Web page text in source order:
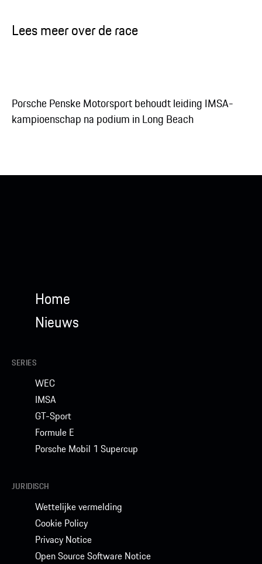
Lees meer over de race
Porsche Penske Motorsport behoudt leiding IMSA-
kampioenschap na podium in Long Beach
Home
Nieuws
SERIES
WEC
IMSA
GT-Sport
Formule E
Porsche Mobil 1 Supercup
JURIDISCH
Wettelijke vermelding
Cookie Policy
Privacy Notice
Open Source Software Notice